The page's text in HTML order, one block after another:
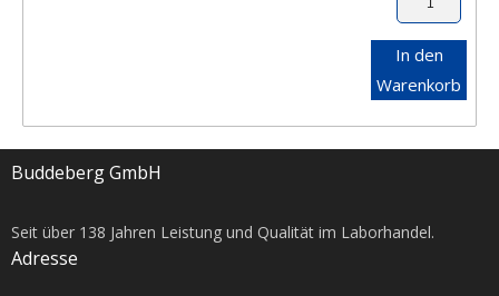
In den
Warenkorb
Buddeberg GmbH
Seit über 138 Jahren Leistung und Qualität im Laborhandel.
Adresse